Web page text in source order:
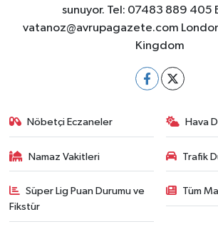
sunuyor. Tel: 07483 889 405
vatanoz@avrupagazete.com
Kingdom
Nöbetçi Eczaneler Hava
Namaz Vakitleri Trafik
Süper Lig Puan Durumu ve
Fikstür
Tüm